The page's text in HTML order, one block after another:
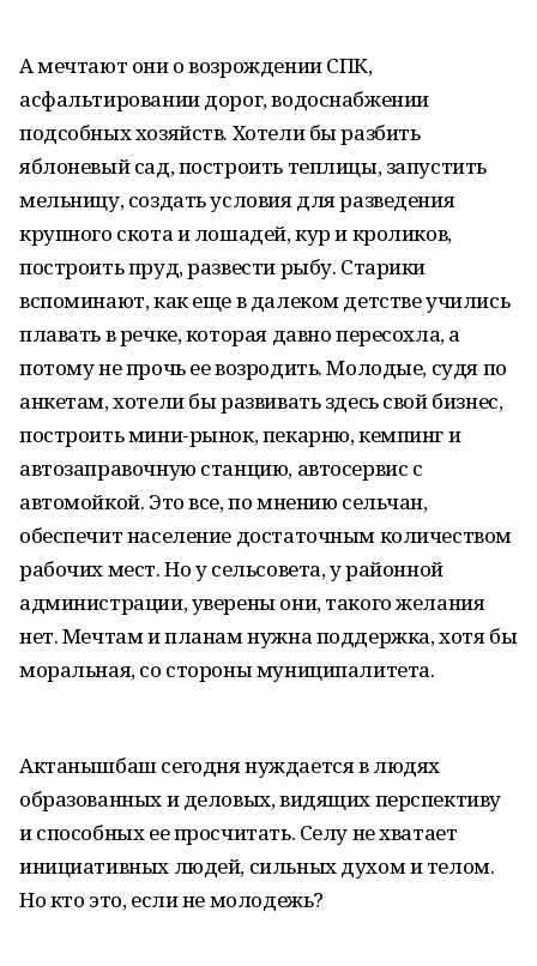
А мечтают они о возрождении СПК,
асфальтировании дорог, водоснабжении
подсобных хозяйств. Хотели бы разбить
яблоневый сад, построить теплицы, запустить
мельницу, создать условия для разведения
крупного скота и лошадей, кур и кроликов,
построить пруд, развести рыбу. Старики
вспоминают, как еще в далеком детстве учились
плавать в речке, которая давно пересохла, а
потому не прочь ее возродить. Молодые, судя по
анкетам, хотели бы развивать здесь свой бизнес,
построить мини-рынок, пекарню, кемпинг и
автозаправочную станцию, автосервис с
автомойкой. Это все, по мнению сельчан,
обеспечит население достаточным количеством
рабочих мест. Но у сельсовета, у районной
администрации, уверены они, такого желания
нет. Мечтам и планам нужна поддержка, хотя бы
моральная, со стороны муниципалитета.
Актанышбаш сегодня нуждается в людях
образованных и деловых, видящих перспективу
и способных ее просчитать. Селу не хватает
инициативных людей, сильных духом и телом.
Но кто это, если не молодежь?